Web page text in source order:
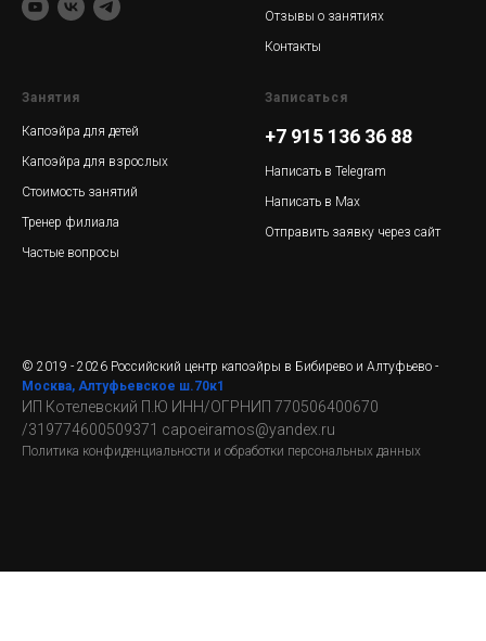
Отзывы о занятиях
Контакты
Занятия
Капоэйра для детей
Капоэйра для взрослых
Стоимость занятий
Тренер филиала
Частые вопросы
Записаться
+7 915 136 36 88
Написать в Telegram
Написать в Max
Отправить заявку через сайт
© 2019 - 2026 Российский центр капоэйры в Бибирево и Алтуфьево -
Москва, Алтуфьевское ш.70к1
ИП Котелевский П.Ю ИНН/ОГРНИП 770506400670
/319774600509371 capoeiramos@yandex.ru
Политика конфиденциальности и обработки персональных данных